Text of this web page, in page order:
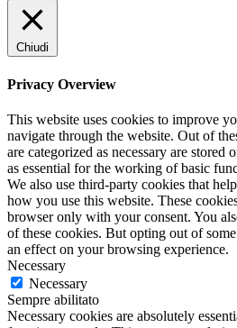
Chiudi
Privacy Overview
This website uses cookies to improve
navigate through the website. Out of
are categorized as necessary are stored
as essential for the working of basic
We also use third-party cookies that
how you use this website. These
browser only with your consent. You
of these cookies. But opting out of
an effect on your browsing experience.
Necessary
Necessary
Sempre abilitato
Necessary cookies are absolutely